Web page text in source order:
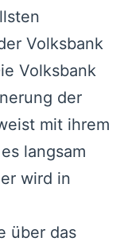
Volksbank
Volksbank
der
mit ihrem
langsam
wird in
über das